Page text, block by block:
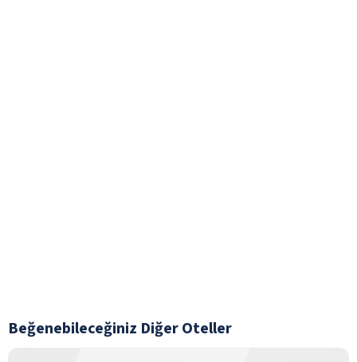
Beğenebileceğiniz Diğer Oteller